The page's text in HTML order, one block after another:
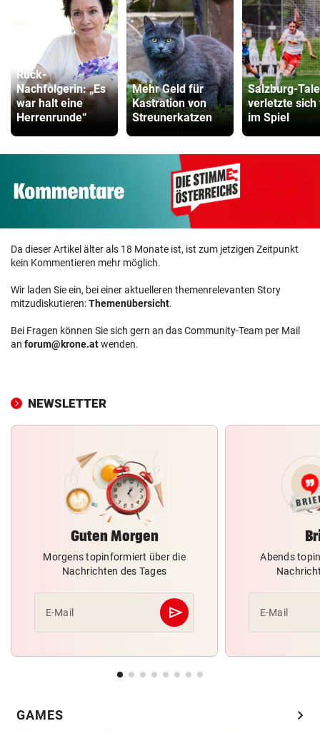
Ruck-
Nachfolgerin: „Es
war halt eine
Herrenrunde“
Mehr Geld für
Kastration von
Streunerkatzen
Salzburg-
verletzte sich
im Spiel
Da dieser Artikel älter als 18 Monate ist, ist zum jetzigen Zeitpunkt
kein Kommentieren mehr möglich.
Wir laden Sie ein, bei einer aktuelleren themenrelevanten Story
mitzudiskutieren:Themenübersicht.
Bei Fragen können Sie sich gern an das Community-Team per Mail
an forum@krone.atwenden.
NEWSLETTER
Guten Morgen
Morgens topinformiert über die
Nachrichten des Tages
E-Mail send
Abschicken
Abends
E-Mail
GAMES chevron_right